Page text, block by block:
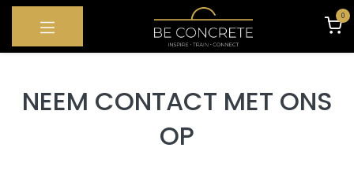
OVERSLAAN NAAR INHOUD 0
NEEM CONTACT MET ONS
OP